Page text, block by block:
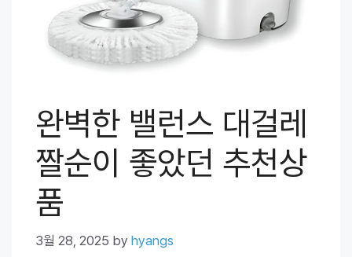
완벽한 밸런스 대걸레
짤순이 좋았던 추천상
품
3월 28, 2025 by hyangs